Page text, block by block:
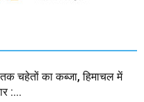
चहेतों का कब्जा, हिमाचल में
:...